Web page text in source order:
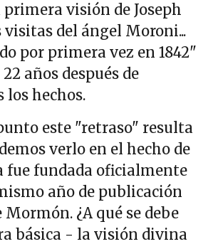
visión de Joseph
del ángel Moroni...
por primera vez en 1842"
22 años después de
los hechos.
este "retraso" resulta
verlo en el hecho de
fue fundada oficialmente
año de publicación
Mormón. ¿A qué se debe
básica - la visión divina